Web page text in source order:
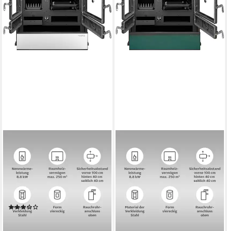
Premium Perl White
8,9 kW Nennwärmeleistung
86 % Wirkungsgrad
170 m³
max. Raumheizvermögen
Produktdatenblatt
1.399,00 € 1.919,00 €
Premium Green Pepper
8,9 kW Nennwärmeleistung
86 % Wirkungsgrad
170 m³
max. Raumheizvermögen
Produktdatenblatt
1.563,00 € UVP1.919,00 €